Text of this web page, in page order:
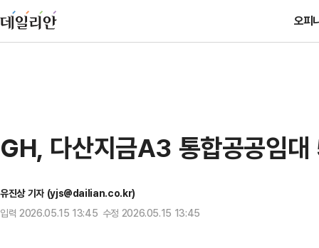
오피
GH, 다산지금A3 통합공공임
유진상 기자 (yjs@dailian.co.kr)
입력 2026.05.15 13:45 수정 2026.05.15 13:45